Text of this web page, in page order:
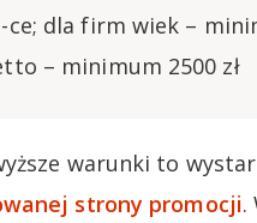
dla firm wiek –
– minimum 2500 zł
warunki to
strony promocji.